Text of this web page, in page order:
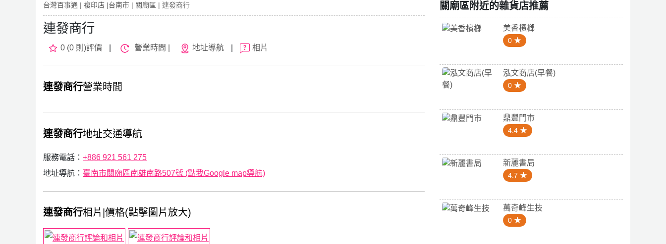
台灣百事通 | 複印店 |台南市 | 關廟區 | 連發商行
連發商行
0 (0 則)評價 營業時間 | 地址導航 相片
連發商行營業時間
連發商行地址交通導航
服務電話： +886 921 561 275
地址導航： 臺南市關廟區南雄南路507號 (點我Google map導航)
連發商行相片|價格(點擊圖片放大)
關廟區附近的雜貨店推薦
美香檳榔
0
泓文商店(早餐)
0
鼎豐門市
4.4
新麗書局
4.7
萬奇峰生技
0